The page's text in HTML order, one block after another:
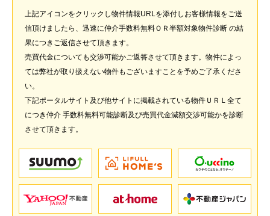
上記アイコンをクリックし物件情報URLを添付しお客様情報をご送
信頂けましたら、迅速に仲介手数料無料ＯＲ半額対象物件診断 の結
果につきご返信させて頂きます。
売買代金についても交渉可能かご返答させて頂きます。物件によっ
ては弊社が取り扱えない物件もございますことを予めご了承くださ
い。
下記ポータルサイト及び他サイトに掲載されている物件ＵＲＬ全て
につき仲介 手数料無料可能診断及び売買代金減額交渉可能かを診断
させて頂きます。